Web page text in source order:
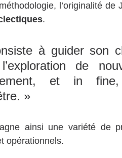
l’originalité de
.
à guider son
de
et in fine,
»
ainsi une variété de
opérationnels.